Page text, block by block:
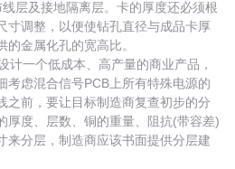
层及接地隔离层。卡的厚度还必须根
寸调整，以便使钻孔直径与成品卡厚
金属化孔的宽高比。
一个低成本、高产量的商业产品，
考虑混合信号PCB上所有特殊电源的
之前，要让目标制造商复查初步的分
厚度、层数、铜的重量、阻抗(带容差)
来分层，制造商应该书面提供分层建